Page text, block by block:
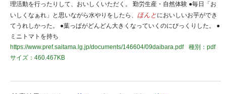
理活動を行ったりして、おいしくいただく。 勤労生産・自然体験 ●毎日「お
いしくなぁれ」と思いながら水やりをしたら、 ほんとにおいしいお芋ができ
てうれしかった。 ●葉っぱがどんどん大きくなっていくのにびっくりした。 ●
ミニトマトを持ち
https://www.pref.saitama.lg.jp/documents/146604/09daibara.pdf
種別：pdf
サイズ：460.467KB